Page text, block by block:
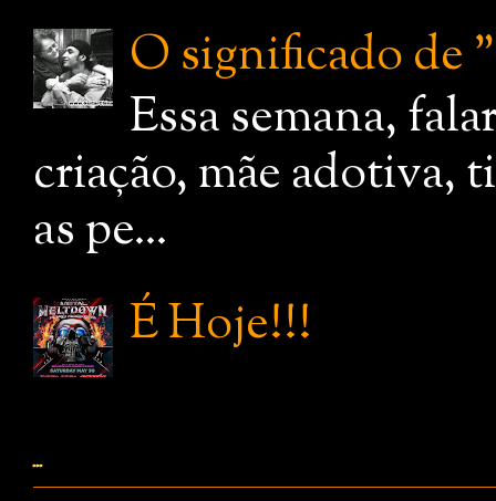
O significado de
Essa semana,
criação, mãe adotiva,
as pe...
É Hoje!!!
...